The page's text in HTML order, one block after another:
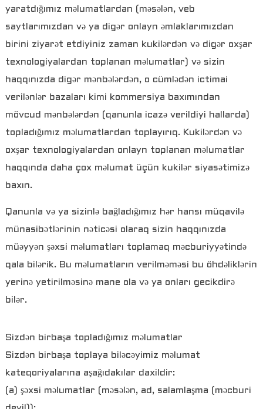
yaratdığımız məlumatlardan (məsələn, veb
saytlarımızdan və ya digər onlayn əmlaklarımızdan
birini ziyarət etdiyiniz zaman kukilərdən və digər oxşar
texnologiyalardan toplanan məlumatlar) və sizin
haqqınızda digər mənbələrdən, o cümlədən ictimai
verilənlər bazaları kimi kommersiya baxımından
mövcud mənbələrdən (qanunla icazə verildiyi hallarda)
topladığımız məlumatlardan toplayırıq. Kukilərdən və
oxşar texnologiyalardan onlayn toplanan məlumatlar
haqqında daha çox məlumat üçün kukilər siyasətimizə
baxın.
Qanunla və ya sizinlə bağladığımız hər hansı müqavilə
münasibətlərinin nəticəsi olaraq sizin haqqınızda
müəyyən şəxsi məlumatları toplamaq məcburiyyətində
qala bilərik. Bu məlumatların verilməməsi bu öhdəliklərin
yerinə yetirilməsinə mane ola və ya onları gecikdirə
bilər.
Sizdən birbaşa topladığımız məlumatlar
Sizdən birbaşa toplaya biləcəyimiz məlumat
kateqoriyalarına aşağıdakılar daxildir:
(a) şəxsi məlumatlar (məsələn, ad, salamlaşma (məcburi